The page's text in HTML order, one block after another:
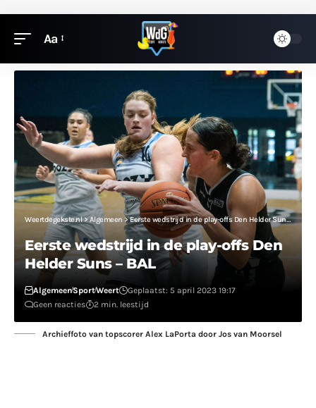
Aa
Weertdegekste.nl>Algemeen >Eerste wedstrijd in de play-offs Den Helder Suns – BAL
Eerste wedstrijd in de play-offs Den
Helder Suns – BAL
AlgemeenSportWeert
Geplaatst: 5 april 2023 19:17
Geen reacties
2 min. leestijd
Archieffoto van topscorer Alex LaPorta door Jos van Moorsel